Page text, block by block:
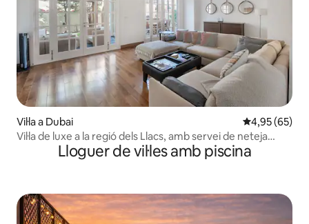
Vil·la a Dubai 4,95 de
4,95 (65)
Vil·la de luxe a la regió dels Llacs, amb servei de neteja
Lloguer de vil·les amb piscina